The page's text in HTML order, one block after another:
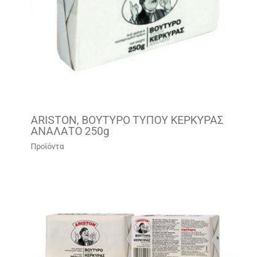
ARISTON, ΒΟΥΤΥΡΟ ΤΥΠΟΥ ΚΕΡΚΥΡΑΣ
ΑΝΑΛΑΤΟ 250g
Προϊόντα